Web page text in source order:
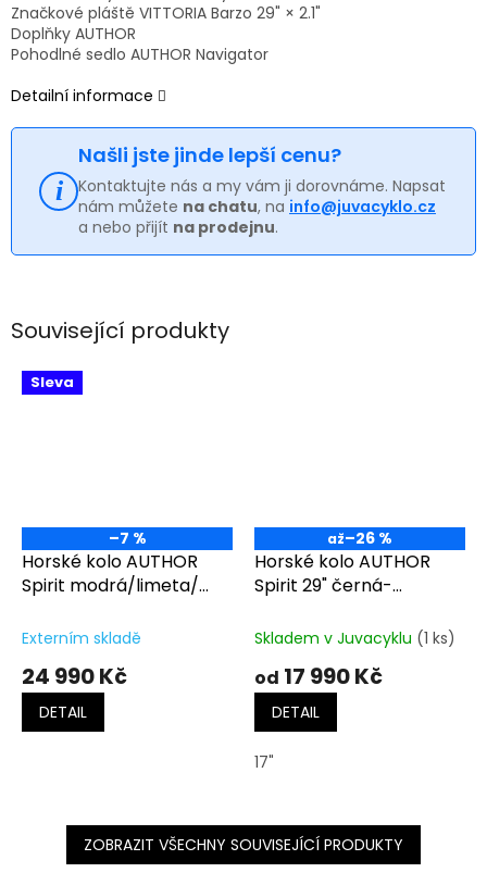
Značkové pláště VITTORIA Barzo 29" × 2.1"
Doplňky AUTHOR
Pohodlné sedlo AUTHOR Navigator
Detailní informace
Našli jste jinde lepší cenu?
Kontaktujte nás a my vám ji dorovnáme. Napsat
nám můžete na chatu, na info@juvacyklo.cz
a nebo přijít na prodejnu.
Související produkty
Sleva
–7 %
Horské kolo AUTHOR
Spirit modrá/limeta/
Externím skladě
24 990 Kč
DETAIL
až–26 %
Horské kolo AUTHOR
Spirit 29" černá-
Skladem v Juvacyklu (1 ks)
od 17 990 Kč
DETAIL
17"
ZOBRAZIT VŠECHNY SOUVISEJÍCÍ PRODUKTY